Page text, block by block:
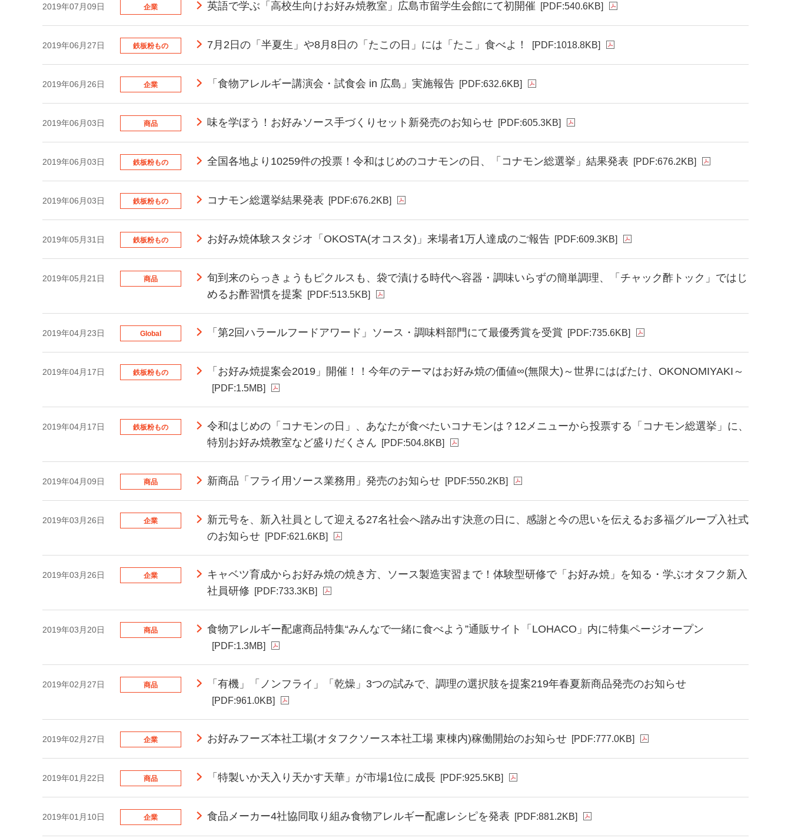
2019年07月09日 企業 英語で学ぶ「高校生向けお好み焼教室」広島市留学生会館にて初開催 [PDF:540.6KB]
2019年06月27日 鉄板粉もの 7月2日の「半夏生」や8月8日の「たこの日」には「たこ」食べよ！ [PDF:1018.8KB]
2019年06月26日 企業 「食物アレルギー講演会・試食会 in 広島」実施報告 [PDF:632.6KB]
2019年06月03日 商品 味を学ぼう！お好みソース手づくりセット新発売のお知らせ [PDF:605.3KB]
2019年06月03日 鉄板粉もの 全国各地より10259件の投票！令和はじめのコナモンの日、「コナモン総選挙」結果発表 [PDF:676.2KB]
2019年06月03日 鉄板粉もの コナモン総選挙結果発表 [PDF:676.2KB]
2019年05月31日 鉄板粉もの お好み焼体験スタジオ「OKOSTA(オコスタ)」来場者1万人達成のご報告 [PDF:609.3KB]
2019年05月21日 商品
旬到来のらっきょうもピクルスも、袋で漬ける時代へ容器・調味いらずの簡単調理、「チャック酢トック」ではじ
めるお酢習慣を提案
[PDF:513.5KB]
2019年04月23日 Global 「第2回ハラールフードアワード」ソース・調味料部門にて最優秀賞を受賞 [PDF:735.6KB]
2019年04月17日 鉄板粉もの 「お好み焼提案会2019」開催！！今年のテーマはお好み焼の価値∞(無限大)～世界にはばたけ、OKONOMIYAKI～
[PDF:1.5MB]
2019年04月17日 鉄板粉もの
令和はじめの「コナモンの日」、あなたが食べたいコナモンは？12メニューから投票する「コナモン総選挙」に、
特別お好み焼教室など盛りだくさん
[PDF:504.8KB]
2019年04月09日 商品 新商品「フライ用ソース業務用」発売のお知らせ [PDF:550.2KB]
2019年03月26日 企業
新元号を、新入社員として迎える27名社会へ踏み出す決意の日に、感謝と今の思いを伝えるお多福グループ入社式
のお知らせ [PDF:621.6KB]
2019年03月26日 企業
キャベツ育成からお好み焼の焼き方、ソース製造実習まで！体験型研修で「お好み焼」を知る・学ぶオタフク新入
社員研修
[PDF:733.3KB]
2019年03月20日 商品 食物アレルギー配慮商品特集“みんなで一緒に食べよう”通販サイト「LOHACO」内に特集ページオープン
[PDF:1.3MB]
2019年02月27日 商品 「有機」「ノンフライ」「乾燥」3つの試みで、調理の選択肢を提案219年春夏新商品発売のお知らせ
[PDF:961.0KB]
2019年02月27日 企業 お好みフーズ本社工場(オタフクソース本社工場 東棟内)稼働開始のお知らせ [PDF:777.0KB]
2019年01月22日 商品 「特製いか天入り天かす天華」が市場1位に成長 [PDF:925.5KB]
2019年01月10日 企業 食品メーカー4社協同取り組み食物アレルギー配慮レシピを発表 [PDF:881.2KB]